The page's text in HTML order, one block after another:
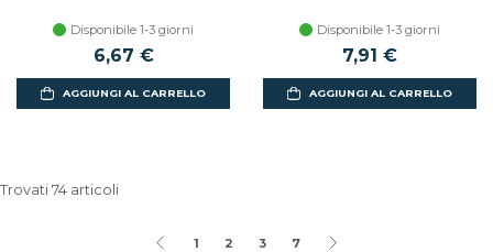
Disponibile 1-3 giorni
6,67 €
AGGIUNGI AL CARRELLO
Disponibile 1-3 giorni
7,91 €
AGGIUNGI AL CARRELLO
Trovati 74 articoli
1 2 3 7